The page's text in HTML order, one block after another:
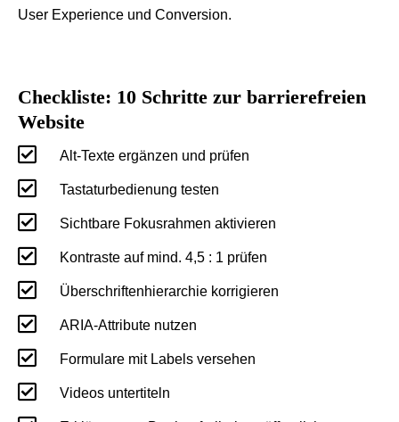
User Experience und Conversion.
Checkliste: 10 Schritte zur barrierefreien
Website
 Alt-Texte ergänzen und prüfen
 Tastaturbedienung testen
 Sichtbare Fokusrahmen aktivieren
 Kontraste auf mind. 4,5 : 1 prüfen
 Überschriftenhierarchie korrigieren
 ARIA-Attribute nutzen
 Formulare mit Labels versehen
 Videos untertiteln